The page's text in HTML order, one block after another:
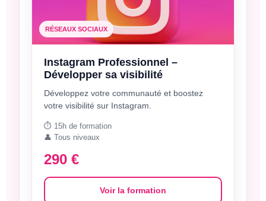
RÉSEAUX SOCIAUX
Instagram Professionnel –
Développer sa visibilité
Développez votre communauté et boostez
votre visibilité sur Instagram.
⏱️ 15h de formation
👤 Tous niveaux
290 €
Voir la formation